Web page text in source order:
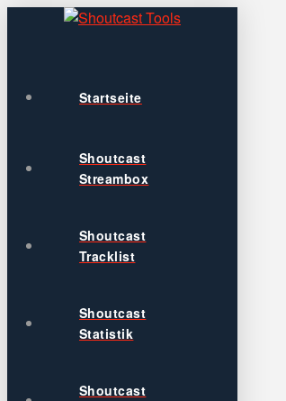
Startseite
Shoutcast
Streambox
Shoutcast
Tracklist
Shoutcast
Statistik
Shoutcast